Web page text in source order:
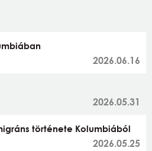
2026.06.16
2026.05.31
története Kolumbiából
2026.05.25